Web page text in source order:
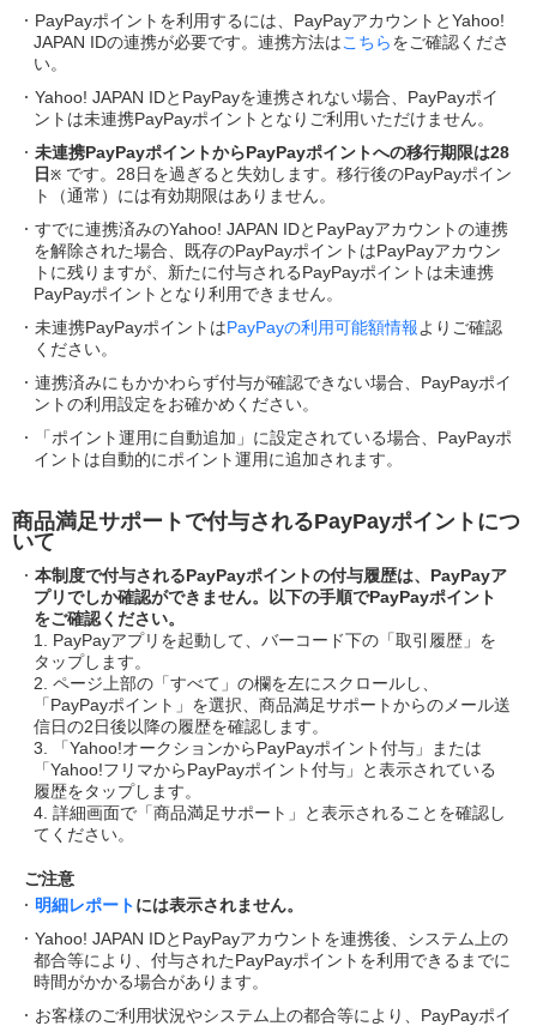
PayPayポイントを利用するには、PayPayアカウントとYahoo!
JAPAN IDの連携が必要です。連携方法はこちらをご確認くださ
い。
Yahoo! JAPAN IDとPayPayを連携されない場合、PayPayポイ
ントは未連携PayPayポイントとなりご利用いただけません。
未連携PayPayポイントからPayPayポイントへの移行期限は28
日※ です。28日を過ぎると失効します。移行後のPayPayポイン
ト（通常）には有効期限はありません。
すでに連携済みのYahoo! JAPAN IDとPayPayアカウントの連携
を解除された場合、既存のPayPayポイントはPayPayアカウン
トに残りますが、新たに付与されるPayPayポイントは未連携
PayPayポイントとなり利用できません。
未連携PayPayポイントはPayPayの利用可能額情報よりご確認
ください。
連携済みにもかかわらず付与が確認できない場合、PayPayポイ
ントの利用設定をお確かめください。
「ポイント運用に自動追加」に設定されている場合、PayPayポ
イントは自動的にポイント運用に追加されます。
商品満足サポートで付与されるPayPayポイントにつ
いて
本制度で付与されるPayPayポイントの付与履歴は、PayPayア
プリでしか確認ができません。以下の手順でPayPayポイント
をご確認ください。
1. PayPayアプリを起動して、バーコード下の「取引履歴」を
タップします。
2. ページ上部の「すべて」の欄を左にスクロールし、
「PayPayポイント」を選択、商品満足サポートからのメール送
信日の2日後以降の履歴を確認します。
3. 「Yahoo!オークションからPayPayポイント付与」または
「Yahoo!フリマからPayPayポイント付与」と表示されている
履歴をタップします。
4. 詳細画面で「商品満足サポート」と表示されることを確認し
てください。
ご注意
明細レポートには表示されません。
Yahoo! JAPAN IDとPayPayアカウントを連携後、システム上の
都合等により、付与されたPayPayポイントを利用できるまでに
時間がかかる場合があります。
お客様のご利用状況やシステム上の都合等により、PayPayポイ